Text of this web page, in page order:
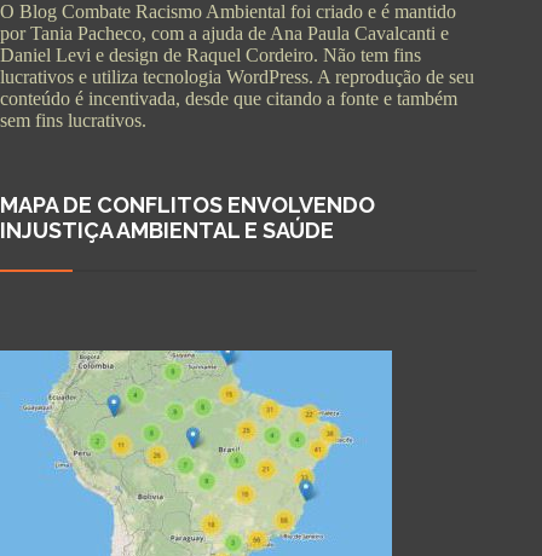
O Blog Combate Racismo Ambiental foi criado e é mantido
por Tania Pacheco, com a ajuda de Ana Paula Cavalcanti e
Daniel Levi e design de Raquel Cordeiro. Não tem fins
lucrativos e utiliza tecnologia WordPress. A reprodução de seu
conteúdo é incentivada, desde que citando a fonte e também
sem fins lucrativos.
MAPA DE CONFLITOS ENVOLVENDO
INJUSTIÇA AMBIENTAL E SAÚDE